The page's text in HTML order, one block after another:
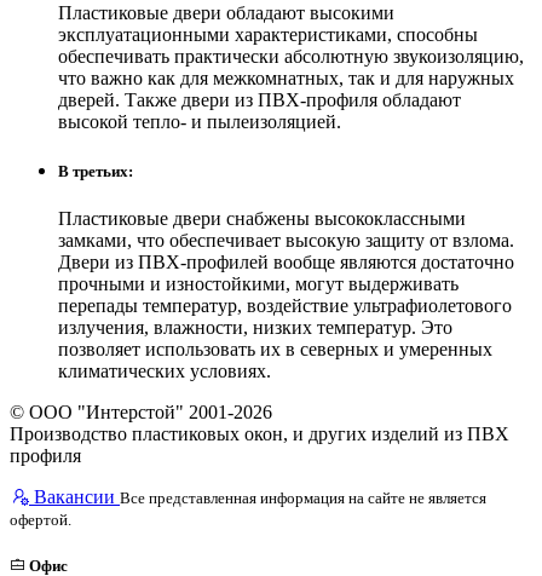
Пластиковые двери обладают высокими
эксплуатационными характеристиками, способны
обеспечивать практически абсолютную звукоизоляцию,
что важно как для межкомнатных, так и для наружных
дверей. Также двери из ПВХ-профиля обладают
высокой тепло- и пылеизоляцией.
В третьих:
Пластиковые двери снабжены высококлассными
замками, что обеспечивает высокую защиту от взлома.
Двери из ПВХ-профилей вообще являются достаточно
прочными и изностойкими, могут выдерживать
перепады температур, воздействие ультрафиолетового
излучения, влажности, низких температур. Это
позволяет использовать их в северных и умеренных
климатических условиях.
© ООО "Интерстой" 2001-2026
Производство пластиковых окон, и других изделий из ПВХ
профиля
Вакансии Все представленная информация на сайте не является
офертой.
Офис